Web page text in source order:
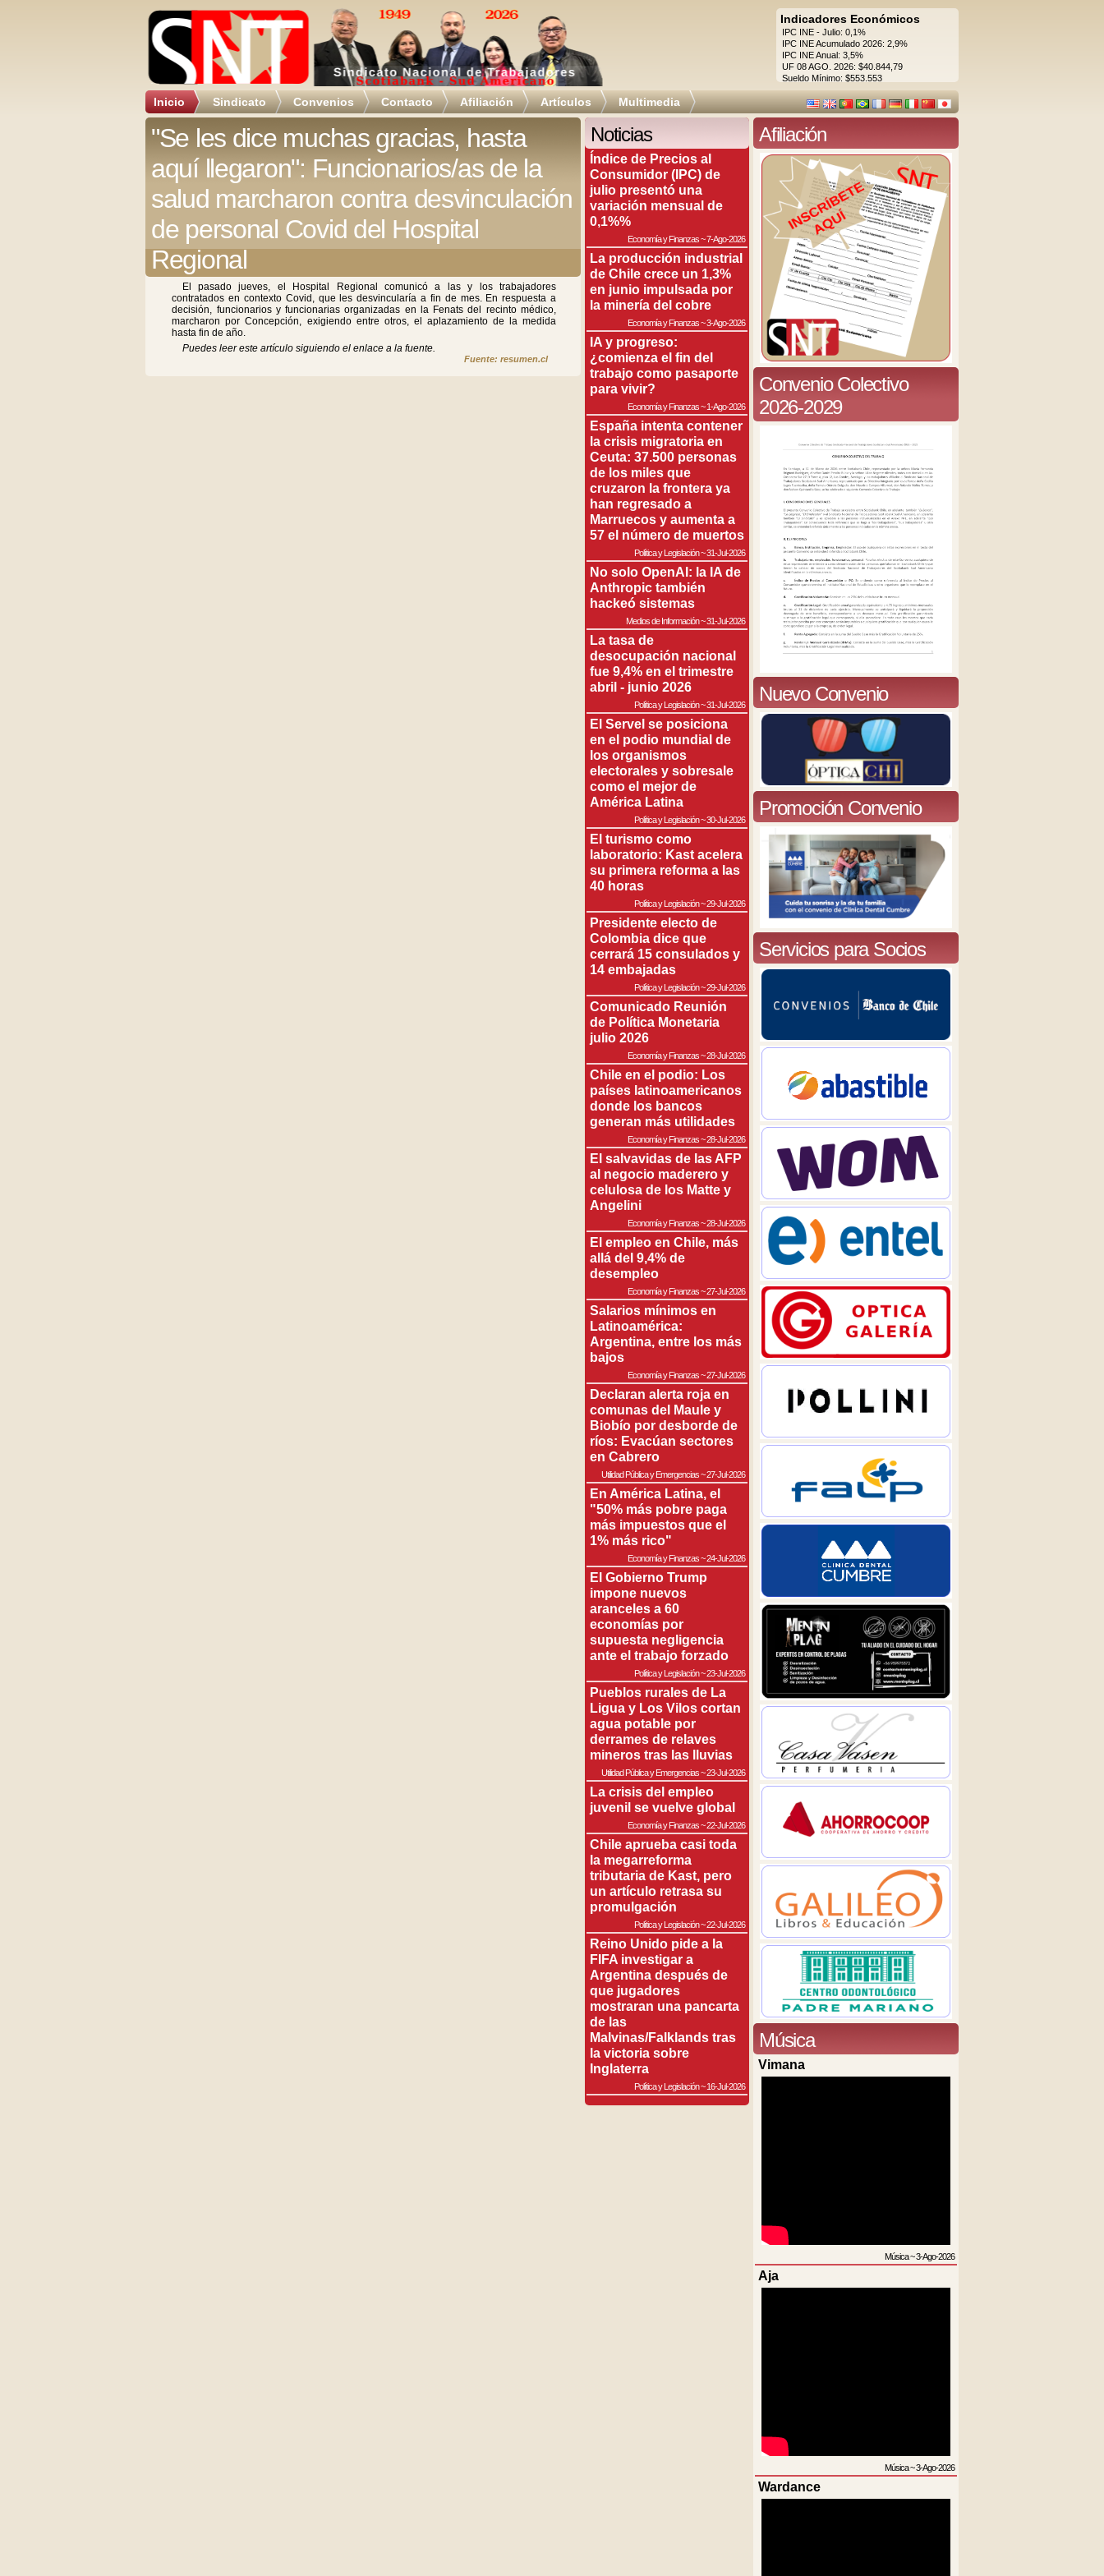
Indicadores Económicos
IPC INE - Julio: 0,1%
IPC INE Acumulado 2026: 2,9%
IPC INE Anual: 3,5%
UF 08 AGO. 2026: $40.844,79
Sueldo Mínimo: $553.553
Inicio Sindicato Convenios Contacto Afiliación Artículos Multimedia
"Se les dice muchas gracias, hasta
aquí llegaron": Funcionarios/as de la
salud marcharon contra desvinculación
de personal Covid del Hospital
Regional
El pasado jueves, el Hospital Regional comunicó a las y los trabajadores
contratados en contexto Covid, que les desvincularía a fin de mes. En respuesta a
decisión, funcionarios y funcionarias organizadas en la Fenats del recinto médico,
marcharon por Concepción, exigiendo entre otros, el aplazamiento de la medida
hasta fin de año.
Puedes leer este artículo siguiendo el enlace a la fuente.
Fuente: resumen.cl
Noticias
Índice de Precios al
Consumidor (IPC) de
julio presentó una
variación mensual de
0,1%%
Economía y Finanzas~7-Ago-2026
La producción industrial
de Chile crece un 1,3%
en junio impulsada por
la minería del cobre
Economía y Finanzas~3-Ago-2026
IA y progreso:
¿comienza el fin del
trabajo como pasaporte
para vivir?
Economía y Finanzas~1-Ago-2026
España intenta contener
la crisis migratoria en
Ceuta: 37.500 personas
de los miles que
cruzaron la frontera ya
han regresado a
Marruecos y aumenta a
57 el número de muertos
Política y Legislación~31-Jul-2026
No solo OpenAI: la IA de
Anthropic también
hackeó sistemas
Medios de Información~31-Jul-2026
La tasa de
desocupación nacional
fue 9,4% en el trimestre
abril - junio 2026
Política y Legislación~31-Jul-2026
El Servel se posiciona
en el podio mundial de
los organismos
electorales y sobresale
como el mejor de
América Latina
Política y Legislación~30-Jul-2026
El turismo como
laboratorio: Kast acelera
su primera reforma a las
40 horas
Política y Legislación~29-Jul-2026
Presidente electo de
Colombia dice que
cerrará 15 consulados y
14 embajadas
Política y Legislación~29-Jul-2026
Comunicado Reunión
de Política Monetaria
julio 2026
Economía y Finanzas~28-Jul-2026
Chile en el podio: Los
países latinoamericanos
donde los bancos
generan más utilidades
Economía y Finanzas~28-Jul-2026
El salvavidas de las AFP
al negocio maderero y
celulosa de los Matte y
Angelini
Economía y Finanzas~28-Jul-2026
El empleo en Chile, más
allá del 9,4% de
desempleo
Economía y Finanzas~27-Jul-2026
Salarios mínimos en
Latinoamérica:
Argentina, entre los más
bajos
Economía y Finanzas~27-Jul-2026
Declaran alerta roja en
comunas del Maule y
Biobío por desborde de
ríos: Evacúan sectores
en Cabrero
Utilidad Pública y Emergencias~27-Jul-2026
En América Latina, el
"50% más pobre paga
más impuestos que el
1% más rico"
Economía y Finanzas~24-Jul-2026
El Gobierno Trump
impone nuevos
aranceles a 60
economías por
supuesta negligencia
ante el trabajo forzado
Política y Legislación~23-Jul-2026
Pueblos rurales de La
Ligua y Los Vilos cortan
agua potable por
derrames de relaves
mineros tras las lluvias
Utilidad Pública y Emergencias~23-Jul-2026
La crisis del empleo
juvenil se vuelve global
Economía y Finanzas~22-Jul-2026
Chile aprueba casi toda
la megarreforma
tributaria de Kast, pero
un artículo retrasa su
promulgación
Política y Legislación~22-Jul-2026
Reino Unido pide a la
FIFA investigar a
Argentina después de
que jugadores
mostraran una pancarta
de las
Malvinas/Falklands tras
la victoria sobre
Inglaterra
Política y Legislación~16-Jul-2026
Afiliación
Convenio Colectivo
2026-2029
Nuevo Convenio
Promoción Convenio
Servicios para Socios
Música
Vimana
Música~3-Ago-2026
Aja
Música~3-Ago-2026
Wardance